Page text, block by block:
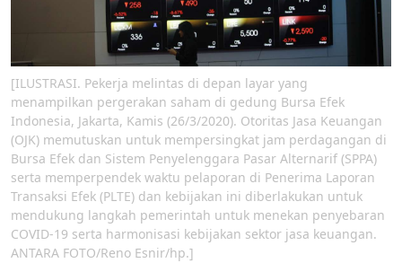
[ILUSTRASI. Pekerja melintas di depan layar yang
menampilkan pergerakan saham di gedung Bursa Efek
Indonesia, Jakarta, Kamis (26/3/2020). Otoritas Jasa Keuangan
(OJK) memutuskan untuk mempersingkat jam perdagangan di
Bursa Efek dan Sistem Penyelenggara Pasar Alternarif (SPPA)
serta memperpendek waktu pelaporan di Penerima Laporan
Transaksi Efek (PLTE) dan kebijakan ini diberlakukan untuk
mendukung langkah pemerintah untuk menekan penyebaran
COVID-19 serta harmonisasi kebijakan sektor jasa keuangan.
ANTARA FOTO/Reno Esnir/hp.]